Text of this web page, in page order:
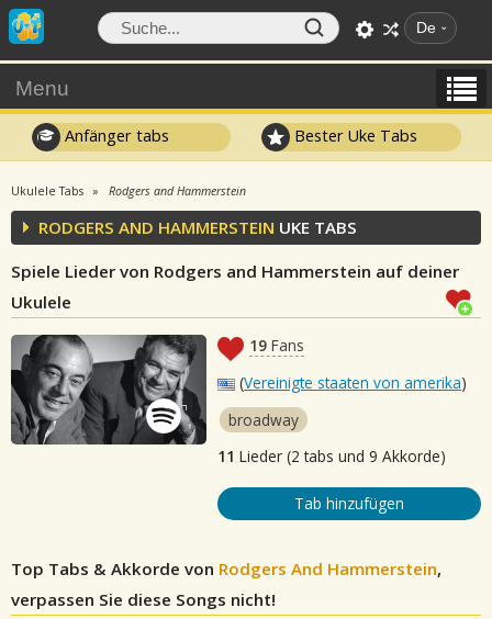
De
Menu
Anfänger tabs Bester Uke Tabs
Ukulele Tabs Rodgers and Hammerstein
RODGERS AND HAMMERSTEIN UKE TABS
Spiele Lieder von Rodgers and Hammerstein auf deiner
Ukulele
19 Fans
(Vereinigte staaten von amerika)
broadway
11 Lieder (2 tabs und 9 Akkorde)
Tab hinzufügen
Top Tabs & Akkorde von Rodgers And Hammerstein,
verpassen Sie diese Songs nicht!